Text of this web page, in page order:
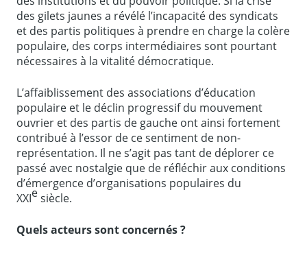
des gilets jaunes a révélé l’incapacité des syndicats
et des partis politiques à prendre en charge la colère
populaire, des corps intermédiaires sont pourtant
nécessaires à la vitalité démocratique.
L’affaiblissement des associations d’éducation
populaire et le déclin progressif du mouvement
ouvrier et des partis de gauche ont ainsi fortement
contribué à l’essor de ce sentiment de non-
représentation. Il ne s’agit pas tant de déplorer ce
passé avec nostalgie que de réfléchir aux conditions
d’émergence d’organisations populaires du
XXIesiècle.
Quels acteurs sont concernés ?